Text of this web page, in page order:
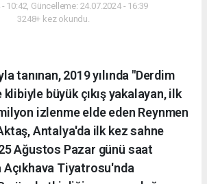
10:42, Güncelleme: 24.07.2024 - 16:39
3248+ kez okundu.
tanınan, 2019 yılında "Derdim
klibiyle büyük çıkış yakalayan, ilk
izlenme elde eden Reynmen
Antalya'da ilk kez sahne
Ağustos Pazar günü saat
Açıkhava Tiyatrosu'nda